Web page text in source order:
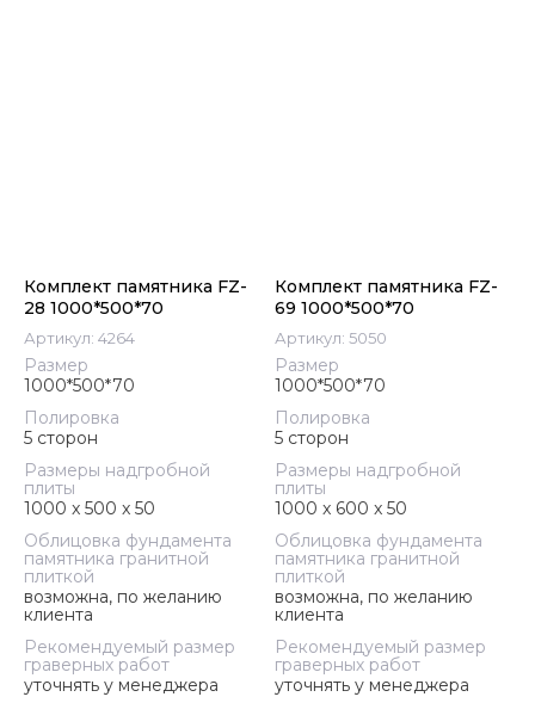
Комплект памятника FZ-
28 1000*500*70
Артикул: 4264
Размер
1000*500*70
Полировка
5 сторон
Размеры надгробной
плиты
1000 x 500 x 50
Облицовка фундамента
памятника гранитной
плиткой
возможна, по желанию
клиента
Рекомендуемый размер
граверных работ
уточнять у менеджера
Комплект памятника FZ-
69 1000*500*70
Артикул: 5050
Размер
1000*500*70
Полировка
5 сторон
Размеры надгробной
плиты
1000 x 600 x 50
Облицовка фундамента
памятника гранитной
плиткой
возможна, по желанию
клиента
Рекомендуемый размер
граверных работ
уточнять у менеджера